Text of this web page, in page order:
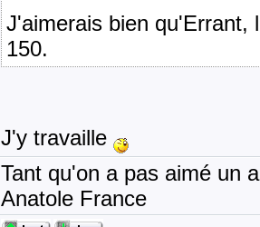
J'aimerais bien qu'Errant,
150.
J'y travaille
Tant qu'on a pas aimé un
Anatole France